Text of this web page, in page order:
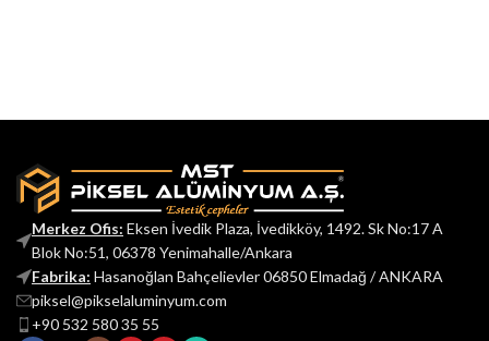
Merkez Ofis: Eksen İvedik Plaza, İvedikköy, 1492. Sk No:17 A
Blok No:51, 06378 Yenimahalle/Ankara
Fabrika: Hasanoğlan Bahçelievler 06850 Elmadağ / ANKARA
piksel@pikselaluminyum.com
+90 532 580 35 55